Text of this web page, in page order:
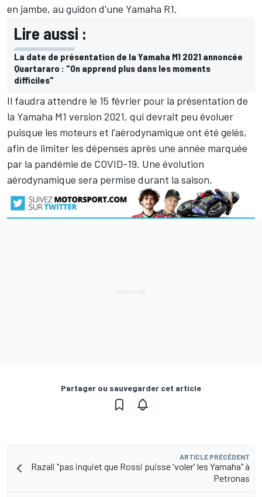
en jambe, au guidon d'une Yamaha R1.
Lire aussi :
La date de présentation de la Yamaha M1 2021 annoncée
Quartararo : "On apprend plus dans les moments
difficiles"
Il faudra attendre le 15 février pour la présentation de
la Yamaha M1 version 2021, qui devrait peu évoluer
puisque les moteurs et l'aérodynamique ont été gelés,
afin de limiter les dépenses après une année marquée
par la pandémie de COVID-19. Une évolution
aérodynamique sera permise durant la saison.
Partager ou sauvegarder cet article
ARTICLE PRÉCÉDENT
Razali "pas inquiet que Rossi puisse 'voler' les Yamaha" à
Petronas